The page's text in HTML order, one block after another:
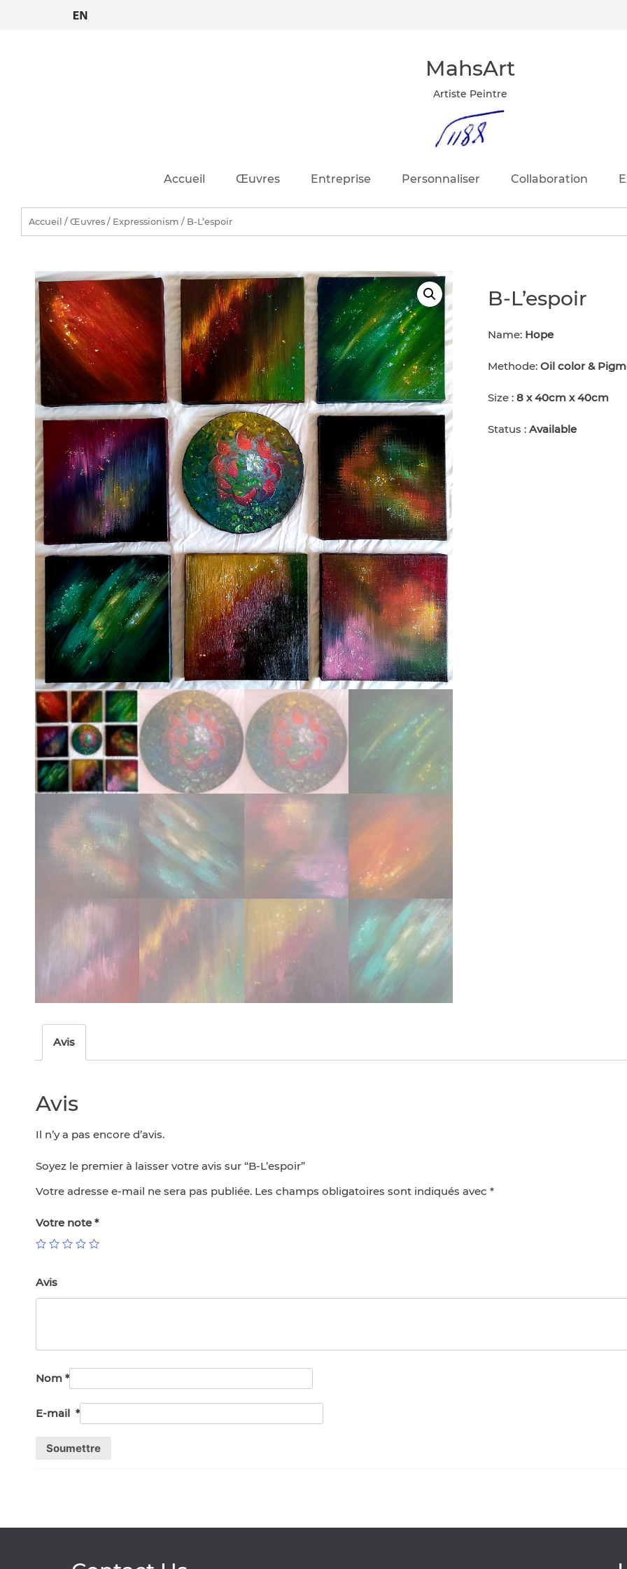
MahsArt
Artiste Peintre
Accueil Œuvres Entreprise Personnaliser Collaboration
Accueil / Œuvres / Expressionism / B-L’espoir
B-L’espoir
Name:Hope
Methode:Oil color &
Size : 8 x 40cm x 40cm
Status :Available
Avis
Avis
Il n’y a pas encore d’avis.
Soyez le premier à laisser votre avis sur “B-L’espoir”
Votre adresse e-mail ne sera pas publiée. Les champs obligatoires sont indiqués avec *
Votre note*
Avis
Nom *
E-mail *